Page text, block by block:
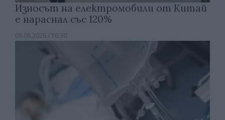
Износът на електромобили от Китай
е нараснал със 120%
06.08.2026 / 16:30